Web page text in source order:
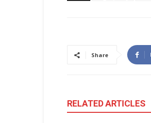
Share
RELATED ARTICLES